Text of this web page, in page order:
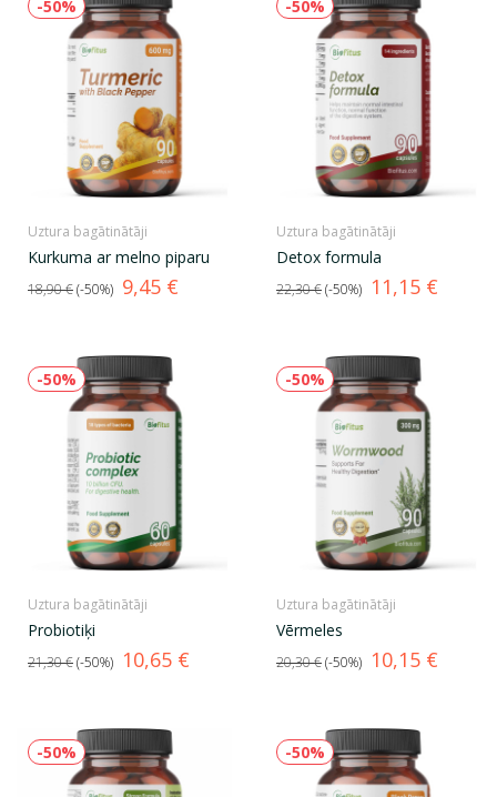
-50%
Uztura bagātinātāji
Kurkuma ar melno piparu
Standarta
cena
18,90 € -50% Cena
9,45 €
-50%
Uztura bagātinātāji
Detox formula
Standarta
cena
22,30 € -50% Cena
11,15 €
-50%
Uztura bagātinātāji
Probiotiķi
Standarta
cena
21,30 € -50% Cena
10,65 €
-50%
Uztura bagātinātāji
Vērmeles
Standarta
cena
20,30 € -50% Cena
10,15 €
-50% -50%